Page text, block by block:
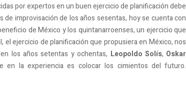
por expertos en un buen ejercicio de planificación debe
improvisación de los años sesentas, hoy se cuenta con
de México y los quintanarroenses, un ejercicio que
el ejercicio de planificación que propusiera en México, nos
los años setentas y ochentas, Leopoldo Solís, Oskar
en la experiencia es colocar los cimientos del futuro.